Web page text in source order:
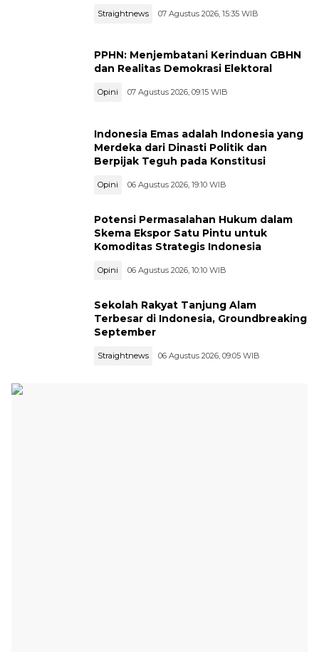
Straightnews 07 Agustus 2026, 15:35 WIB
PPHN: Menjembatani Kerinduan GBHN
dan Realitas Demokrasi Elektoral
Opini 07 Agustus 2026, 09:15 WIB
Indonesia Emas adalah Indonesia yang
Merdeka dari Dinasti Politik dan
Berpijak Teguh pada Konstitusi
Opini 06 Agustus 2026, 19:10 WIB
Potensi Permasalahan Hukum dalam
Skema Ekspor Satu Pintu untuk
Komoditas Strategis Indonesia
Opini 06 Agustus 2026, 10:10 WIB
Sekolah Rakyat Tanjung Alam
Terbesar di Indonesia, Groundbreaking
September
Straightnews 06 Agustus 2026, 09:05 WIB